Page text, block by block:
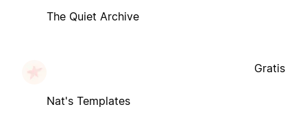
The Quiet Archive
Nat's Templates
Gratis